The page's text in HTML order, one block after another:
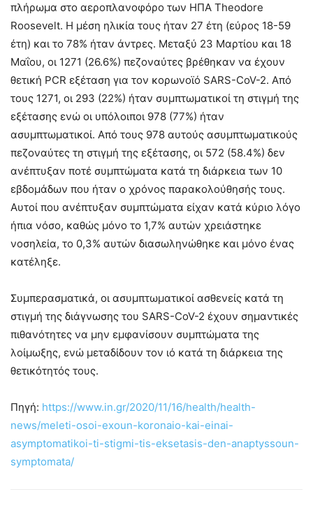
πλήρωμα στο αεροπλανοφόρο των ΗΠΑ Τheodore
Roosevelt. Η μέση ηλικία τους ήταν 27 έτη (εύρος 18-59
έτη) και το 78% ήταν άντρες. Μεταξύ 23 Μαρτίου και 18
Μαΐου, οι 1271 (26.6%) πεζοναύτες βρέθηκαν να έχουν
θετική PCR εξέταση για τον κορωνοϊό SARS-CoV-2. Aπό
τους 1271, οι 293 (22%) ήταν συμπτωματικοί τη στιγμή της
εξέτασης ενώ οι υπόλοιποι 978 (77%) ήταν
ασυμπτωματικοί. Από τους 978 αυτούς ασυμπτωματικούς
πεζοναύτες τη στιγμή της εξέτασης, οι 572 (58.4%) δεν
ανέπτυξαν ποτέ συμπτώματα κατά τη διάρκεια των 10
εβδομάδων που ήταν ο χρόνος παρακολούθησής τους.
Αυτοί που ανέπτυξαν συμπτώματα είχαν κατά κύριο λόγο
ήπια νόσο, καθώς μόνο το 1,7% αυτών χρειάστηκε
νοσηλεία, το 0,3% αυτών διασωληνώθηκε και μόνο ένας
κατέληξε.
Συμπερασματικά, οι ασυμπτωματικοί ασθενείς κατά τη
στιγμή της διάγνωσης του SARS-CoV-2 έχουν σημαντικές
πιθανότητες να μην εμφανίσουν συμπτώματα της
λοίμωξης, ενώ μεταδίδουν τον ιό κατά τη διάρκεια της
θετικότητός τους.
Πηγή: https://www.in.gr/2020/11/16/health/health-
news/meleti-osoi-exoun-koronaio-kai-einai-
asymptomatikoi-ti-stigmi-tis-eksetasis-den-anaptyssoun-
symptomata/